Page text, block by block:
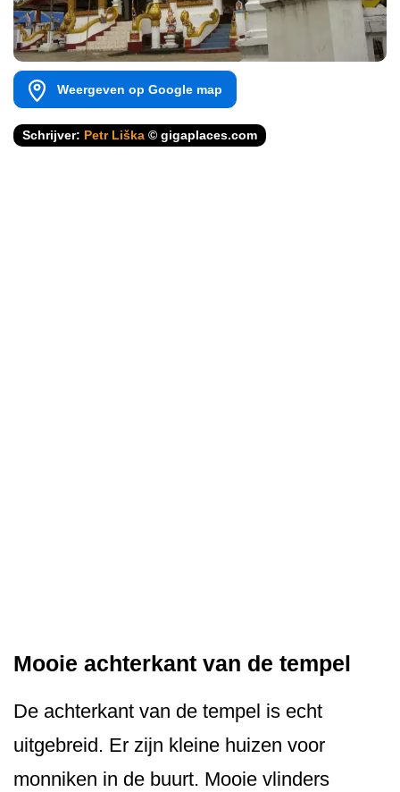
Weergeven op Google map
Schrijver: Petr Liška © gigaplaces.com
Mooie achterkant van de tempel
De achterkant van de tempel is echt
uitgebreid. Er zijn kleine huizen voor
monniken in de buurt. Mooie vlinders